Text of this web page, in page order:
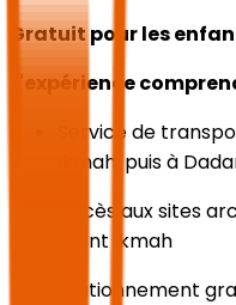
Gratuit pour les
L'expérience
Service de
Ikmah, puis à
Accès aux sites
mont Ikmah
Stationnement